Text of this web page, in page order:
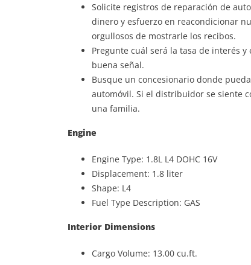
Solicite registros de reparación de
dinero y esfuerzo en reacondicionar
orgullosos de mostrarle los recibos.
Pregunte cuál será la tasa de interés
buena señal.
Busque un concesionario donde
automóvil. Si el distribuidor se siente
una familia.
Engine
Engine Type: 1.8L L4 DOHC 16V
Displacement: 1.8 liter
Shape: L4
Fuel Type Description: GAS
Interior Dimensions
Cargo Volume: 13.00 cu.ft.